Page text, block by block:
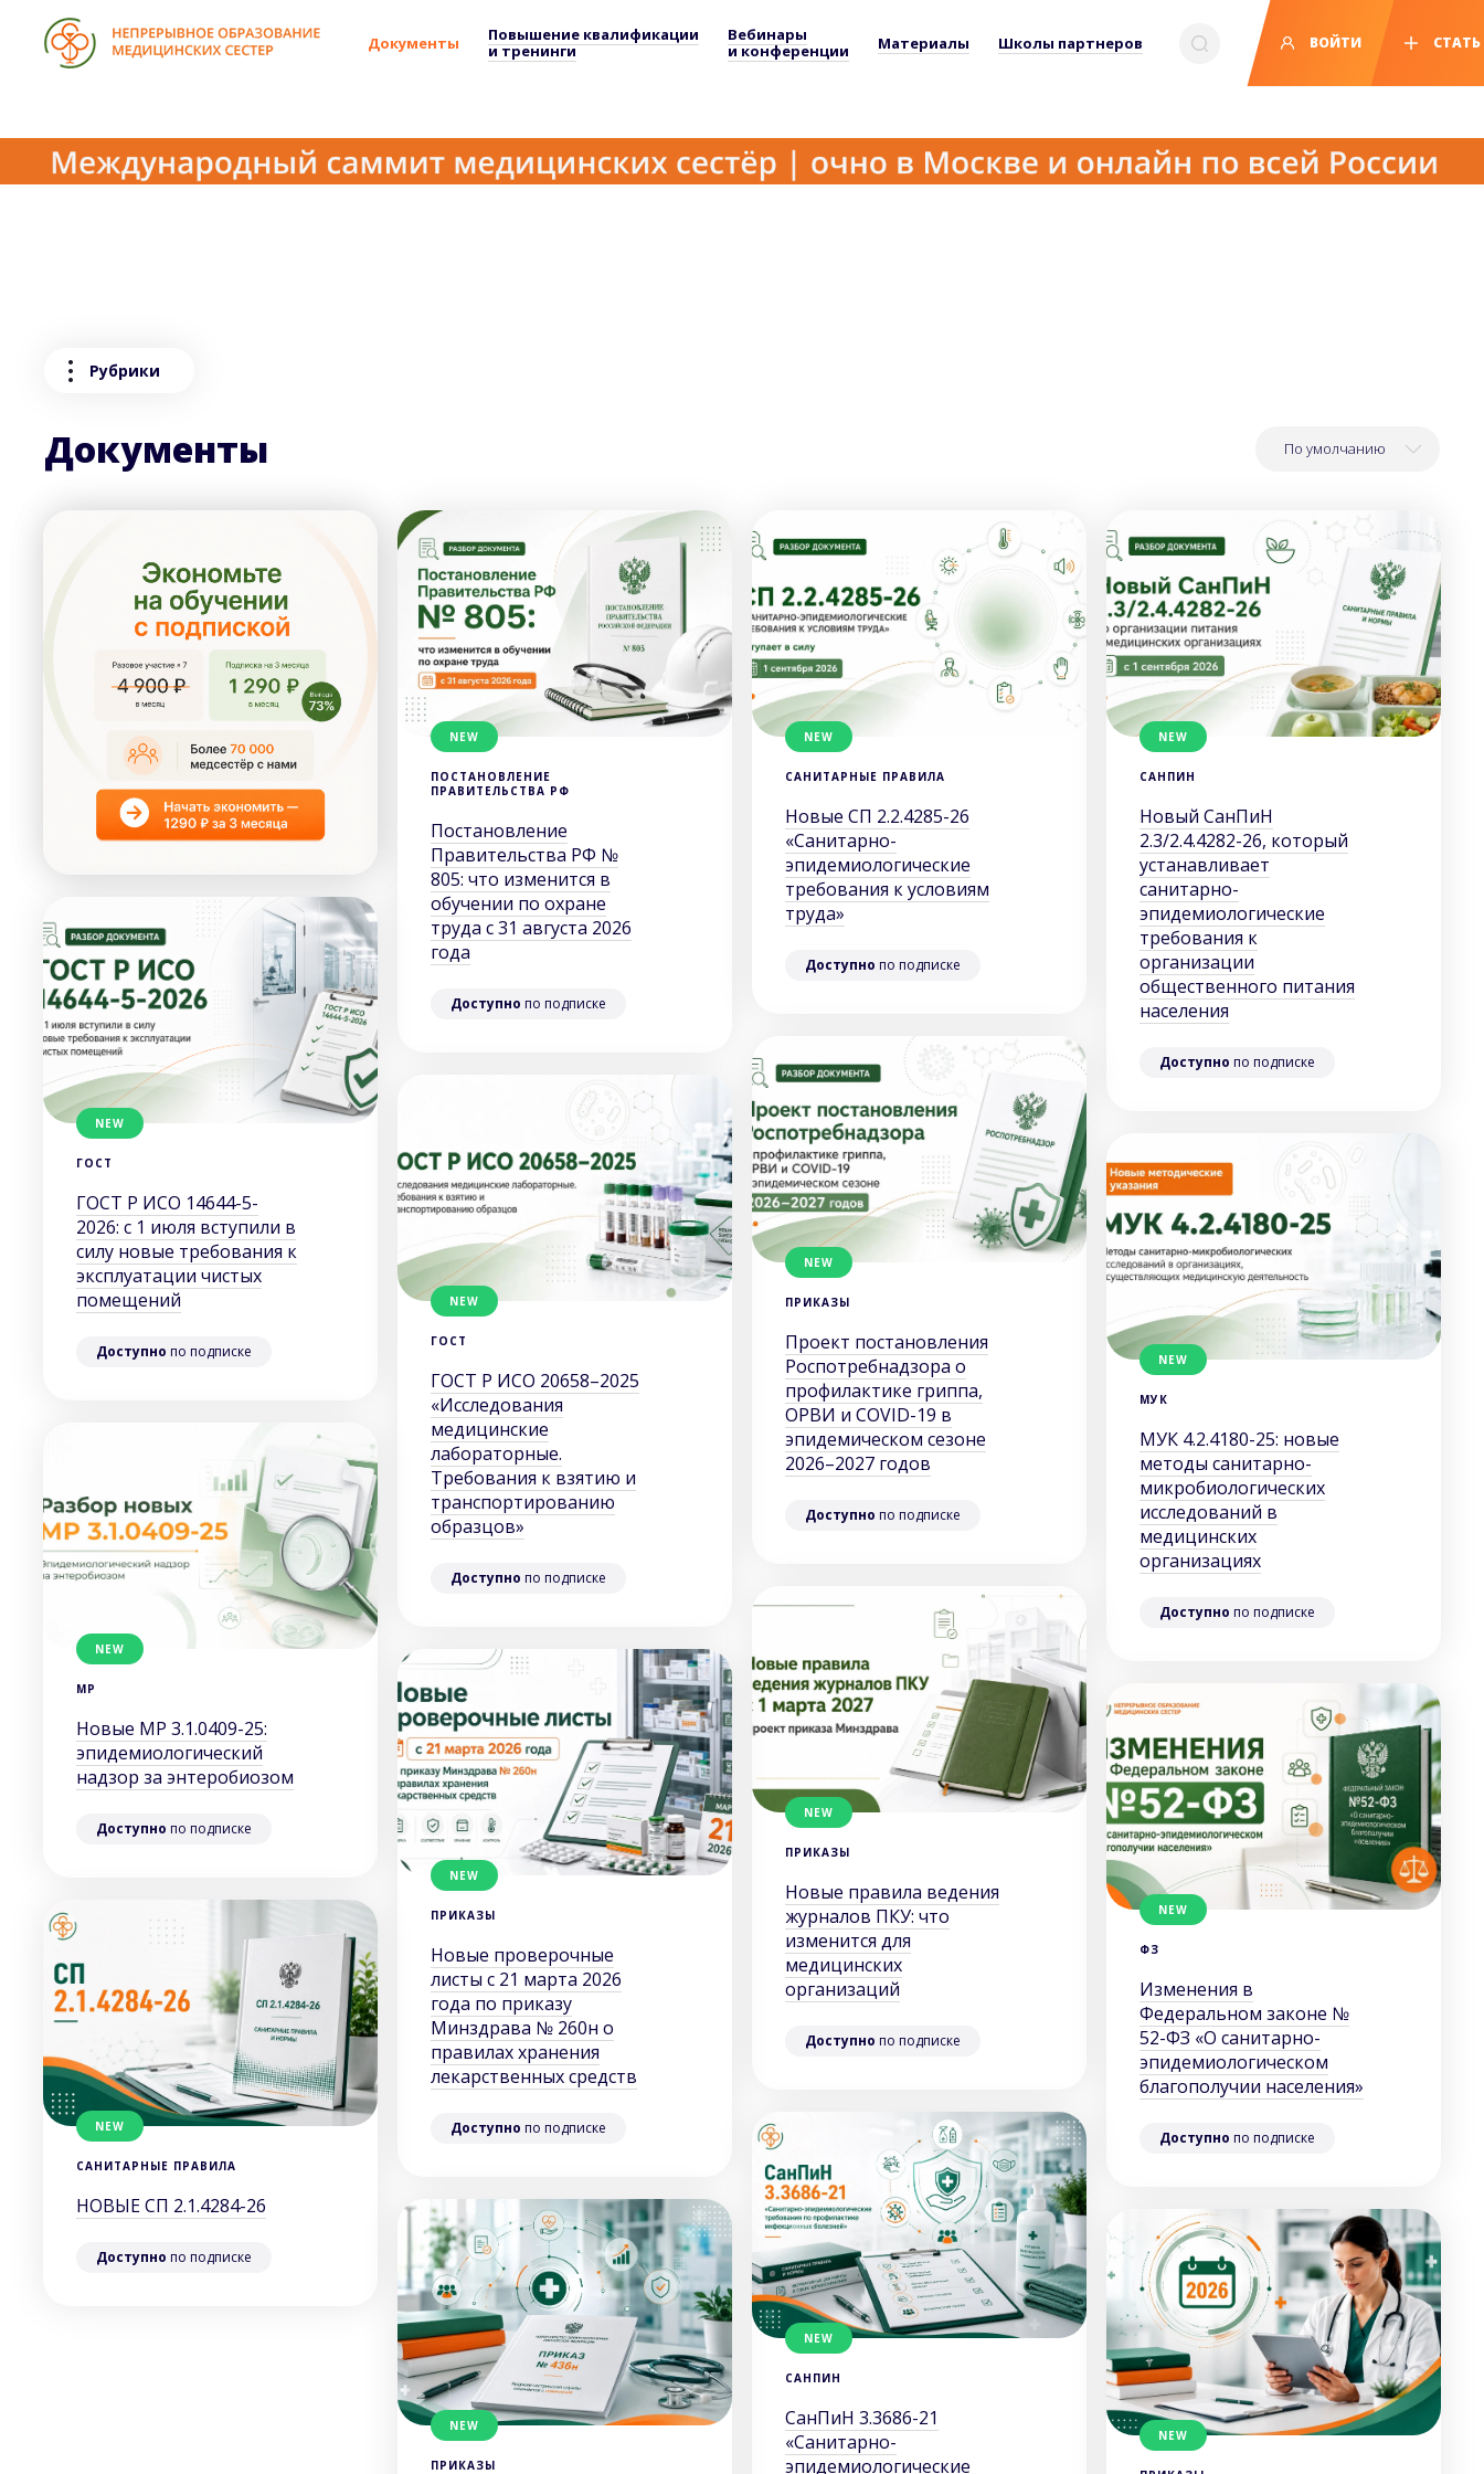
Документы
Повышение квалификации
и тренинги
Вебинары
и конференции
Материалы Школы партнеров ВОЙТИ
Рубрики
Документы По умолчанию
NEW
ПОСТАНОВЛЕНИЕ
ПРАВИТЕЛЬСТВА РФ
Постановление
Правительства РФ №
805: что изменится в
обучении по охране
труда с 31 августа 2026
года
Доступно по подписке
NEW
САНИТАРНЫЕ ПРАВИЛА
Новые СП 2.2.4285-26
«Санитарно-
эпидемиологические
требования к условиям
труда»
Доступно по подписке
NEW
САНПИН
Новый СанПиН
2.3/2.4.4282-26, который
устанавливает
санитарно-
эпидемиологические
требования к
организации
общественного питания
населения
Доступно по подписке
NEW
ГОСТ
ГОСТ Р ИСО 14644-5-
2026: с 1 июля вступили в
силу новые требования к
эксплуатации чистых
помещений
Доступно по подписке
NEW
ПРИКАЗЫ
Проект постановления
Роспотребнадзора о
профилактике гриппа,
ОРВИ и COVID-19 в
эпидемическом сезоне
2026–2027 годов
Доступно по подписке
NEW
ГОСТ
ГОСТ Р ИСО 20658–2025
«Исследования
медицинские
лабораторные.
Требования к взятию и
транспортированию
образцов»
Доступно по подписке
NEW
МУК
МУК 4.2.4180-25: новые
методы санитарно-
микробиологических
исследований в
медицинских
организациях
Доступно по подписке
NEW
МР
Новые МР 3.1.0409-25:
эпидемиологический
надзор за энтеробиозом
Доступно по подписке
NEW
ПРИКАЗЫ
Новые правила ведения
журналов ПКУ: что
изменится для
медицинских
организаций
Доступно по подписке
NEW
ПРИКАЗЫ
Новые проверочные
листы с 21 марта 2026
года по приказу
Минздрава № 260н о
правилах хранения
лекарственных средств
Доступно по подписке
NEW
ФЗ
Изменения в
Федеральном законе №
52-ФЗ «О санитарно-
эпидемиологическом
благополучии населения»
Доступно по подписке
NEW
САНИТАРНЫЕ ПРАВИЛА
НОВЫЕ СП 2.1.4284-26
Доступно по подписке
NEW
САНПИН
СанПиН 3.3686-21
«Санитарно-
эпидемиологические
NEW
ПРИКАЗЫ
NEW